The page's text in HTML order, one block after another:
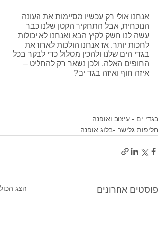
אנחנו אולי רק עכשיו מסיימות את העונה
הנוכחית, אבל התחקיר הקטן שלנו כבר
עשה לנו חשק לקיץ הבא ואנחנו לא יכולות
לחכות יותר. אז אנחנו הולכות לארוז את
בגדי הים שלנו ולהכין מסלול כדי לבקר בכל
החופים האלה, ולכן נשאר רק להחליט –
איזה חוף ואיזה בגד ים?
בגדי ים - עיצוב ואופנה
חליפות גלישה -בלוג אופנה
פוסטים אחרונים הצג הכול